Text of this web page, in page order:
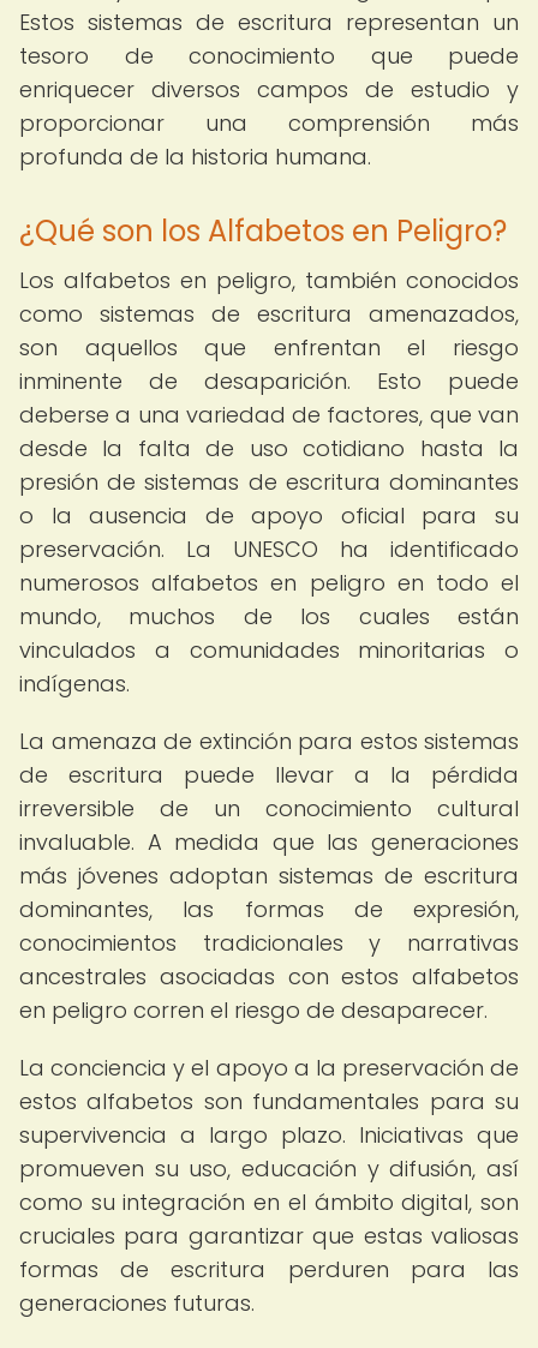
Estos sistemas de escritura representan un
tesoro de conocimiento que puede
enriquecer diversos campos de estudio y
proporcionar una comprensión más
profunda de la historia humana.
¿Qué son los Alfabetos en Peligro?
Los alfabetos en peligro, también conocidos
como sistemas de escritura amenazados,
son aquellos que enfrentan el riesgo
inminente de desaparición. Esto puede
deberse a una variedad de factores, que van
desde la falta de uso cotidiano hasta la
presión de sistemas de escritura dominantes
o la ausencia de apoyo oficial para su
preservación. La UNESCO ha identificado
numerosos alfabetos en peligro en todo el
mundo, muchos de los cuales están
vinculados a comunidades minoritarias o
indígenas.
La amenaza de extinción para estos sistemas
de escritura puede llevar a la pérdida
irreversible de un conocimiento cultural
invaluable. A medida que las generaciones
más jóvenes adoptan sistemas de escritura
dominantes, las formas de expresión,
conocimientos tradicionales y narrativas
ancestrales asociadas con estos alfabetos
en peligro corren el riesgo de desaparecer.
La conciencia y el apoyo a la preservación de
estos alfabetos son fundamentales para su
supervivencia a largo plazo. Iniciativas que
promueven su uso, educación y difusión, así
como su integración en el ámbito digital, son
cruciales para garantizar que estas valiosas
formas de escritura perduren para las
generaciones futuras.